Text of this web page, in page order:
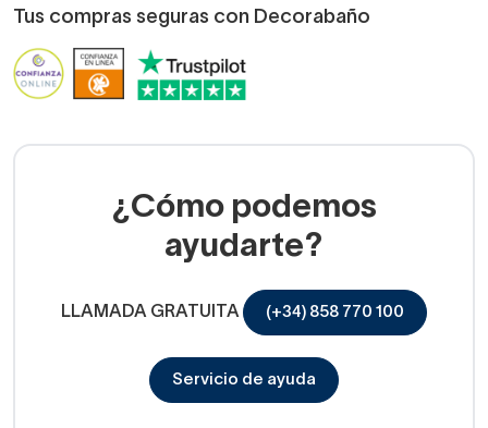
Tus compras seguras con Decorabaño
¿Cómo podemos
ayudarte?
LLAMADA GRATUITA (+34) 858 770 100
Servicio de ayuda